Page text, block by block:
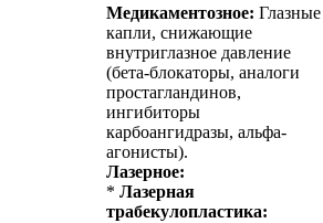
Медикаментозное: Глазные
капли, снижающие
внутриглазное давление
(бета-блокаторы, аналоги
простагландинов,
ингибиторы
карбоангидразы, альфа-
агонисты).
Лазерное:
* Лазерная
трабекулопластика: